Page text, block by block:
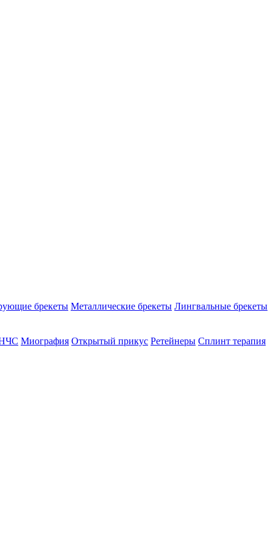
брекеты Металлические брекеты Лингвальные брекеты
Миография Открытый прикус Ретейнеры Сплинт терапия